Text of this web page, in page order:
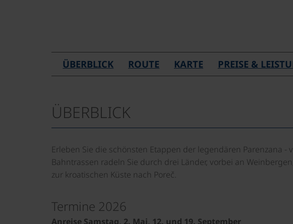
ÜBERBLICK ROUTE KARTE PREISE &
ÜBERBLICK
Erleben Sie die schönsten Etappen der legendären Parenzana -
Bahntrassen radeln Sie durch drei Länder, vorbei an
zur kroatischen Küste nach Poreč.
Termine 2026
Anreise Samstag, 2. Mai, 12. und 19. September